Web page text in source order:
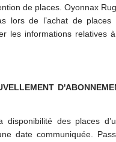
de places. Oyonnax
lors de l’achat de places
les informations relatives
disponibilité des places
date communiquée.